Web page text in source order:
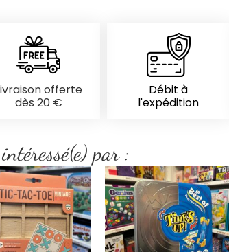
offerte
dès 20 €
Débit à
l'expédition
par :